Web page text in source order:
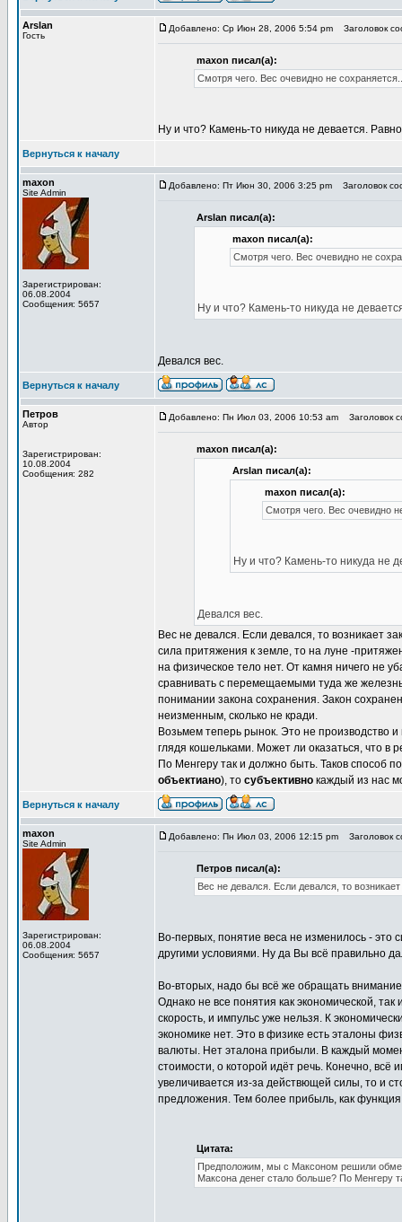
Arslan
Гость
Добавлено: Ср Июн 28, 2006 5:54 pm Заголовок
maxon писал(а):
Смотря чего. Вес очевидно не
Ну и что? Камень-то никуда не девается.
Вернуться к началу
maxon
Site Admin
Зарегистрирован:
06.08.2004
Сообщения: 5657
Добавлено: Пт Июн 30, 2006 3:25 pm Заголовок
Arslan писал(а):
maxon писал(а):
Смотря чего. Вес очевидно не
Ну и что? Камень-то никуда не
Девался вес.
Вернуться к началу
Петров
Автор
Зарегистрирован:
10.08.2004
Сообщения: 282
Добавлено: Пн Июл 03, 2006 10:53 am Заголовок
maxon писал(а):
Arslan писал(а):
maxon писал(а):
Смотря чего. Вес очевидно
Ну и что? Камень-то никуда не
Девался вес.
Вес не девался. Если девался, то возникает
сила притяжения к земле, то на луне -
на физическое тело нет. От камня ничего не
сравнивать с перемещаемыми туда же
понимании закона сохранения. Закон
неизменным, сколько не кради.
Возьмем теперь рынок. Это не
глядя кошельками. Может ли оказаться, что в
По Менгеру так и должно быть. Таков способ
объектиано), то субъективно каждый из нас
Вернуться к началу
maxon
Site Admin
Зарегистрирован:
06.08.2004
Сообщения: 5657
Добавлено: Пн Июл 03, 2006 12:15 pm Заголовок
Петров писал(а):
Вес не девался. Если девался, то
Во-первых, понятие веса не изменилось - это
другими условиями. Ну да Вы всё правильно
Во-вторых, надо бы всё же обращать
Однако не все понятия как экономической,
скорость, и импульс уже нельзя. К
экономике нет. Это в физике есть эталоны
валюты. Нет эталона прибыли. В каждый
стоимости, о которой идёт речь. Конечно, всё
увеличивается из-за действющей силы, то и
предложения. Тем более прибыль, как
Цитата:
Предположим, мы с Максоном решили
Максона денег стало больше? По Менгеру